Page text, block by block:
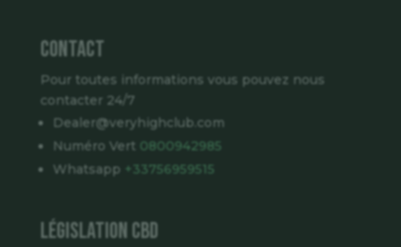
Contact
Pour toutes informations vous pouvez nous
contacter 24/7
Dealer@veryhighclub.com
Numéro Vert 0800942985
Whatsapp +33756959515
Législation CBD